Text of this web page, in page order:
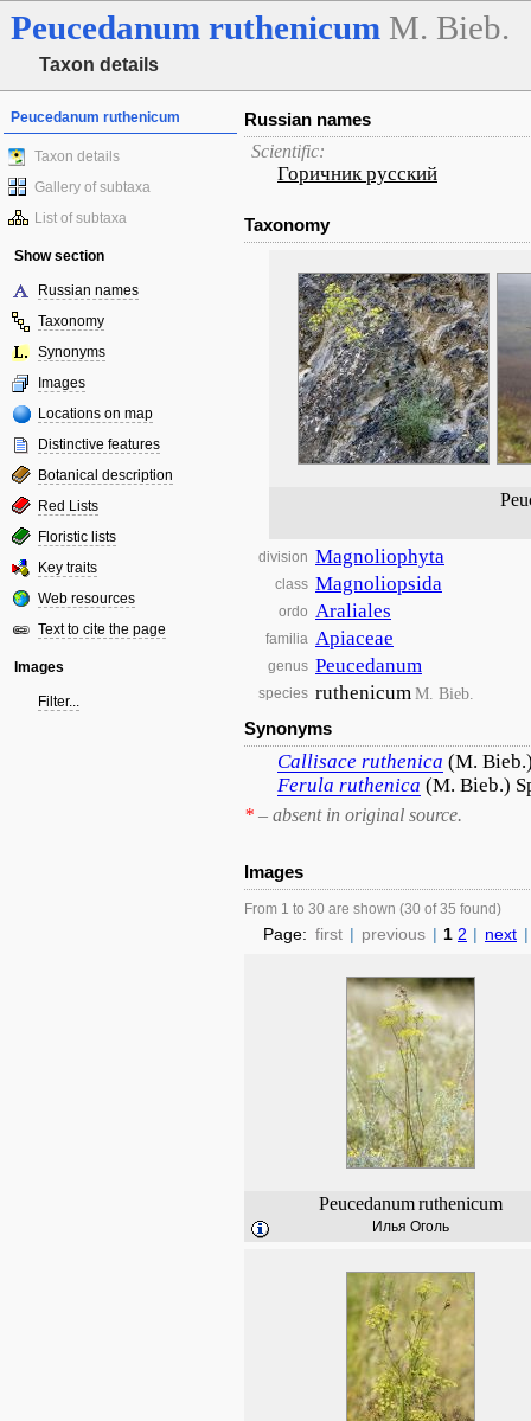
Peucedanum ruthenicum M. Bieb.
Taxon details
Peucedanum ruthenicum
Taxon details
Gallery of subtaxa
List of subtaxa
Show section
Russian names
Taxonomy
Synonyms
Images
Locations on map
Distinctive features
Botanical description
Red Lists
Floristic lists
Key traits
Web resources
Text to cite the page
Images
Filter...
Russian names
Scientific:
Горичник русский
Taxonomy
division Magnoliophyta
class Magnoliopsida
ordo Araliales
familia Apiaceae
genus Peucedanum
species ruthenicumM. Bieb.
Synonyms
Callisace ruthenica (M.
Ferula ruthenica (M. Bieb.)
* – absent in original source.
Images
From 1 to 30 are shown (30 of 35 found)
Page: first | previous | 1 2 | next |
Peucedanum ruthenicum
Илья Оголь